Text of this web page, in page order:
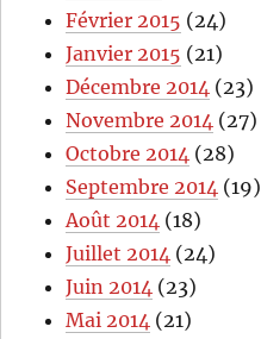
Février 2015 (24)
Janvier 2015 (21)
Décembre 2014 (23)
Novembre 2014 (27)
Octobre 2014 (28)
Septembre 2014 (19)
Août 2014 (18)
Juillet 2014 (24)
Juin 2014 (23)
Mai 2014 (21)